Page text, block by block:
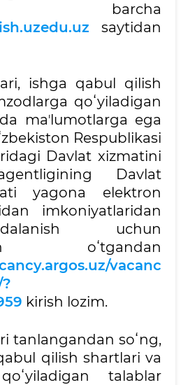
barcha
ish.uzedu.uz saytidan
ishga qabul qilish
qoʻyiladigan
maʼlumotlarga ega
Respublikasi
Davlat xizmatini
Davlat
yagona elektron
imkoniyatlaridan
uchun
oʻtgandan
vacanc
kirish lozim.
tanlangandan soʻng,
qilish shartlari va
talablar